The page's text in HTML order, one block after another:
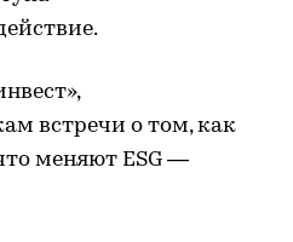
встречи о том, как
меняют ESG —